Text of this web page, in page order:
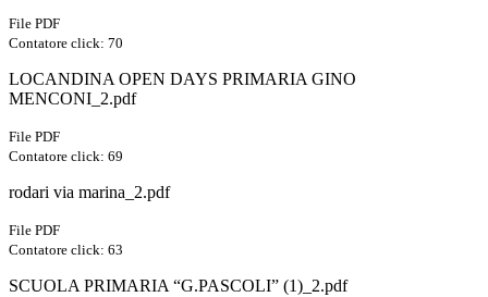
File PDF
Contatore click: 70
LOCANDINA OPEN DAYS PRIMARIA GINO
MENCONI_2.pdf
File PDF
Contatore click: 69
rodari via marina_2.pdf
File PDF
Contatore click: 63
SCUOLA PRIMARIA “G.PASCOLI” (1)_2.pdf